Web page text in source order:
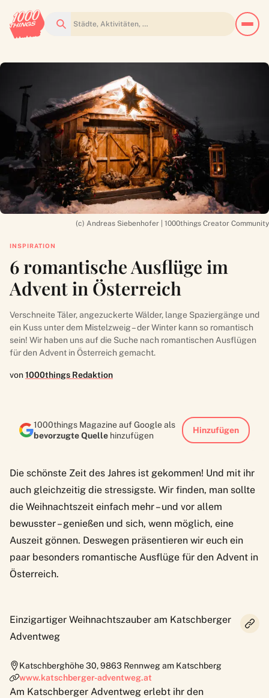
Suchen
(c) Andreas Siebenhofer | 1000things Creator Community
INSPIRATION
6 romantische Ausflüge im
Advent in Österreich
Verschneite Täler, angezuckerte Wälder, lange Spaziergänge und
ein Kuss unter dem Mistelzweig – der Winter kann so romantisch
sein! Wir haben uns auf die Suche nach romantischen Ausflügen
für den Advent in Österreich gemacht.
von1000things Redaktion
1000things Magazine auf Google als
bevorzugte Quelle hinzufügen
Hinzufügen
Die schönste Zeit des Jahres ist gekommen! Und mit ihr
auch gleichzeitig die stressigste. Wir finden, man sollte
die Weihnachtszeit einfach mehr – und vor allem
bewusster – genießen und sich, wenn möglich, eine
Auszeit gönnen. Deswegen präsentieren wir euch ein
paar besonders romantische Ausflüge für den Advent in
Österreich.
Einzigartiger Weihnachtszauber am Katschberger
Adventweg
Katschberghöhe 30,9863 Rennweg am Katschberg
www.katschberger-adventweg.at
Am Katschberger Adventweg erlebt ihr den